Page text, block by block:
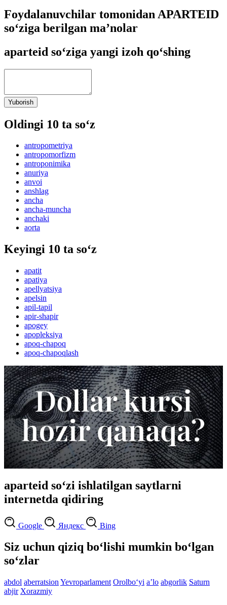
Foydalanuvchilar tomonidan APARTEID
so‘ziga berilgan ma’nolar
aparteid so‘ziga yangi izoh qo‘shing
Yuborish
Oldingi 10 ta so‘z
antropometriya
antropomorfizm
antroponimika
anuriya
anvoi
anshlag
ancha
ancha-muncha
anchaki
aorta
Keyingi 10 ta so‘z
apatit
apatiya
apellyatsiya
apelsin
apil-tapil
apir-shapir
apogey
apopleksiya
apoq-chapoq
apoq-chapoqlash
aparteid so‘zi ishlatilgan saytlarni
internetda qidiring
Google Яндекс Bing
Siz uchun qiziq bo‘lishi mumkin bo‘lgan
so‘zlar
abdol aberratsion Yevroparlament Orolbo‘yi aʼlo abgorlik Saturn
abjir Xorazmiy